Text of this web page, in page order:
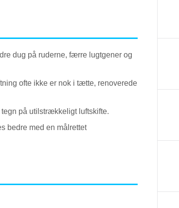
dug på ruderne, færre lugtgener og
ofte ikke er nok i tætte, renoverede
på utilstrækkeligt luftskifte.
bedre med en målrettet